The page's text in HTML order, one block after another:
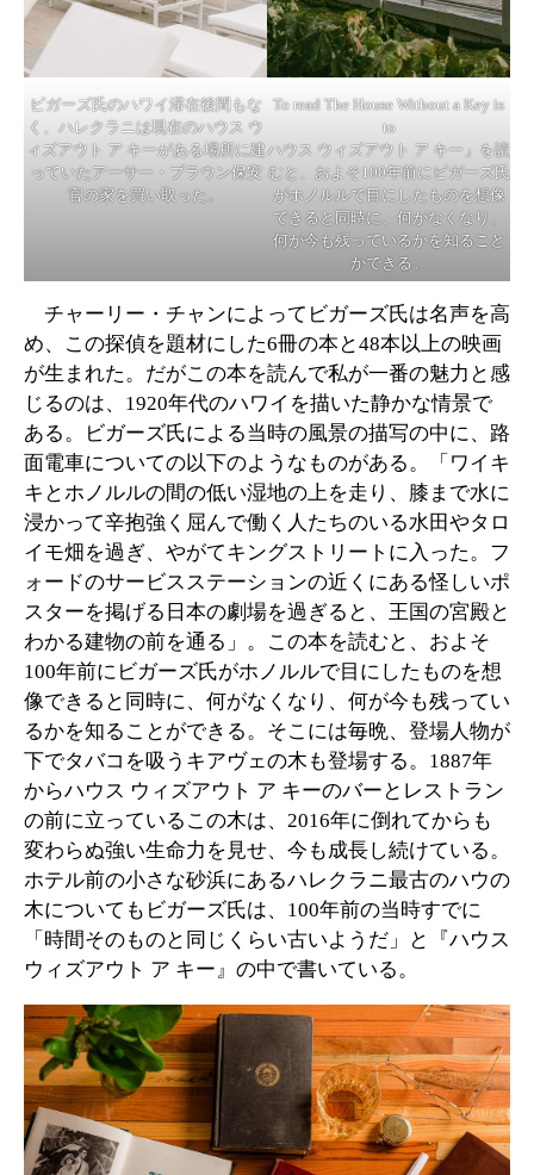
ビガーズ氏のハワイ滞在後間もな
く、ハレクラニは現在のハウス ウ
ィズアウト ア キーがある場所に建
っていたアーサー・ブラウン保安
官の家を買い取った。
To read The House Without a Key is
to
ハウス ウィズアウト ア キー」を読
むと、およそ100年前にビガーズ氏
がホノルルで目にしたものを想像
できると同時に、何がなくなり、
何が今も残っているかを知ること
ができる。
チャーリー・チャンによってビガーズ氏は名声を高
め、この探偵を題材にした6冊の本と48本以上の映画
が生まれた。だがこの本を読んで私が一番の魅力と感
じるのは、1920年代のハワイを描いた静かな情景で
ある。ビガーズ氏による当時の風景の描写の中に、路
面電車についての以下のようなものがある。「ワイキ
キとホノルルの間の低い湿地の上を走り、膝まで水に
浸かって辛抱強く屈んで働く人たちのいる水田やタロ
イモ畑を過ぎ、やがてキングストリートに入った。フ
ォードのサービスステーションの近くにある怪しいポ
スターを掲げる日本の劇場を過ぎると、王国の宮殿と
わかる建物の前を通る」。この本を読むと、およそ
100年前にビガーズ氏がホノルルで目にしたものを想
像できると同時に、何がなくなり、何が今も残ってい
るかを知ることができる。そこには毎晩、登場人物が
下でタバコを吸うキアヴェの木も登場する。1887年
からハウス ウィズアウト ア キーのバーとレストラン
の前に立っているこの木は、2016年に倒れてからも
変わらぬ強い生命力を見せ、今も成長し続けている。
ホテル前の小さな砂浜にあるハレクラニ最古のハウの
木についてもビガーズ氏は、100年前の当時すでに
「時間そのものと同じくらい古いようだ」と『ハウス
ウィズアウト ア キー』の中で書いている。